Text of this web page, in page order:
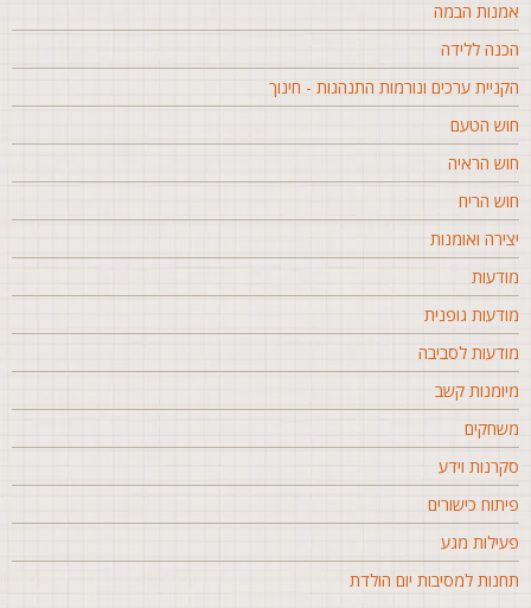
הבמה
ללידה
ערכים ונורמות התנהגות - חינוך
הטעם
הראיה
הריח
ואומנות
גופנית
לסביבה
קשב
וידע
כישורים
מגע
למסיבות יום הולדת